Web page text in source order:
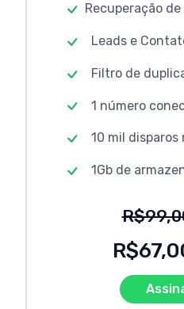
Recuperação de
Leads e
Filtro de
1 número
10 mil disparos
1Gb de